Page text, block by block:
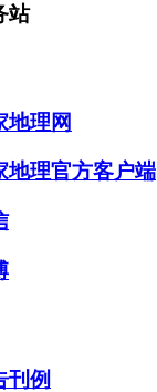
站
地理网
地理官方客户端
刊例